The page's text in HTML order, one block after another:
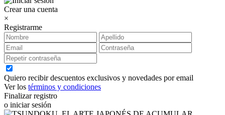
Crear una cuenta
×
Registrarme
Quiero recibir descuentos exclusivos y novedades por email
Ver los términos y condiciones
Finalizar registro
o iniciar sesión